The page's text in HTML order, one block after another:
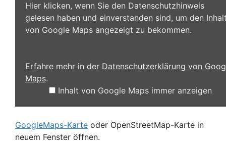
Hier klicken, wenn Sie den Datenschutzhinweis
gelesen haben und einverstanden sind, um den
von Google Maps angezeigt zu bekommen.
Erfahre mehr in der Datenschutzerklärung von
Maps.
Inhalt von Google Maps immer anzeigen
GoogleMaps-Karte oder OpenStreetMap-Karte in
neuem Fenster öffnen.